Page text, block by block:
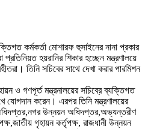
কর্মকর্তা মোশারফ হুসাইনের নানা প্রকার
হয়রানির শিকার হচ্ছেন মন্ত্রণালয়ে
তিনি সচিবের সাথে দেখা করার পারমিশন
ও গণপূর্ত মন্ত্রনালয়ের সচিবের় ব্যক্তিগত
যোগদান করেন। এরপর তিনি মন্ত্রণালয়ের
উন্নয়ন অধিদপ্তর,অভ্যন্তরীণ
গৃহায়ন কর্তৃপক্ষ, রাজধানী উন্নয়ন